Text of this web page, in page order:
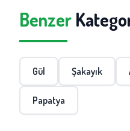
Benzer
Gül Şakayık
Papatya